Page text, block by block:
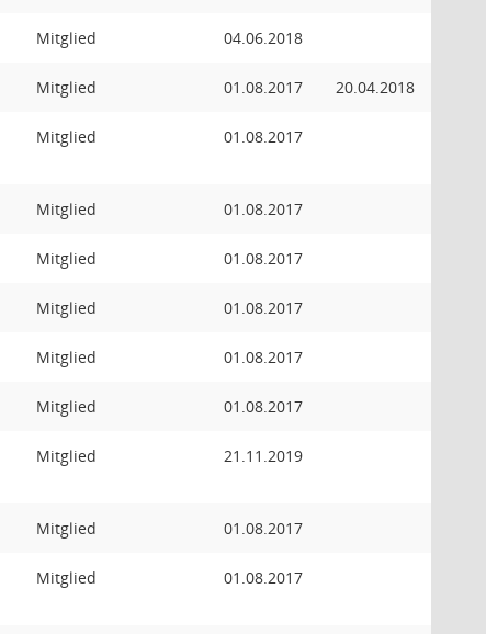
Mitglied 04.06.2018
Mitglied 01.08.2017 20.04.2018
Mitglied 01.08.2017
Mitglied 01.08.2017
Mitglied 01.08.2017
Mitglied 01.08.2017
Mitglied 01.08.2017
Mitglied 01.08.2017
Mitglied 21.11.2019
Mitglied 01.08.2017
Mitglied 01.08.2017